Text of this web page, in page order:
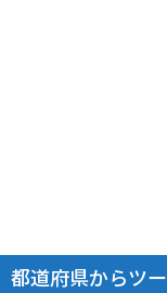
都道府県からツ